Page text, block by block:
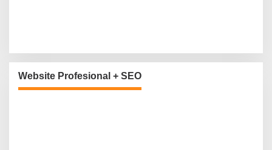
Website Profesional + SEO